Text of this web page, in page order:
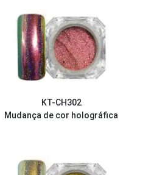
KT-CH302
Mudança de cor holográfica